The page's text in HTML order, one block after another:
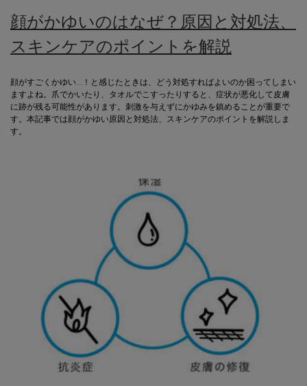
顔がかゆいのはなぜ？原因と対処法、
スキンケアのポイントを解説
顔がすごくかゆい…！と感じたときは、どう対処すればよいのか困ってしまい
ますよね。爪でかいたり、タオルでこすったりすると、症状が悪化して皮膚
に跡が残る可能性があります。刺激を与えずにかゆみを鎮めることが重要で
す。本記事では顔がかゆい原因と対処法、スキンケアのポイントを解説しま
す。